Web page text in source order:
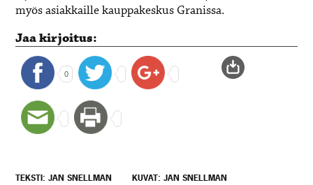
myös asiakkaille kauppakeskus Granissa.
Jaa kirjoitus:
0
TEKSTI: JAN SNELLMAN KUVAT: JAN SNELLMAN